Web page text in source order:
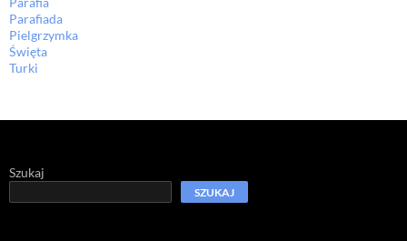
Parafiada
Pielgrzymka
Święta
Turki
Szukaj
SZUKAJ